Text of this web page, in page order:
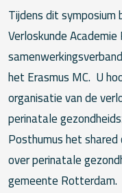
Tijdens dit
Verloskunde
het Erasmus MC. U
organisatie van de
perinatale
Posthumus het
over perinatale
gemeente Rotterdam.